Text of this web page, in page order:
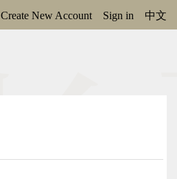
Create New Account Sign in 中文